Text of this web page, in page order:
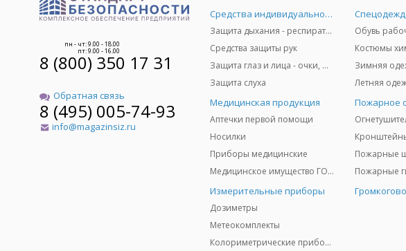
пн - чт: 9.00 - 18.00
пт: 9.00 - 16.00
8 (800) 350 17 31
Обратная связь
8 (495) 005-74-93
info@magazinsiz.ru
Средства индивидуальной защиты
Защита дыхания - респираторы, противогазы, фильтры, дозиметры
Средства защиты рук
Защита глаз и лица - очки, щитки
Защита слуха
Обувь
Костюмы
Зимняя
Летняя
Медицинская продукция
Аптечки первой помощи
Носилки
Приборы медицинские
Медицинское имущество ГО и ЧС
Пожарное
Пожарные
Пожарные
Измерительные приборы
Дозиметры
Метеокомплекты
Колориметрические приборы